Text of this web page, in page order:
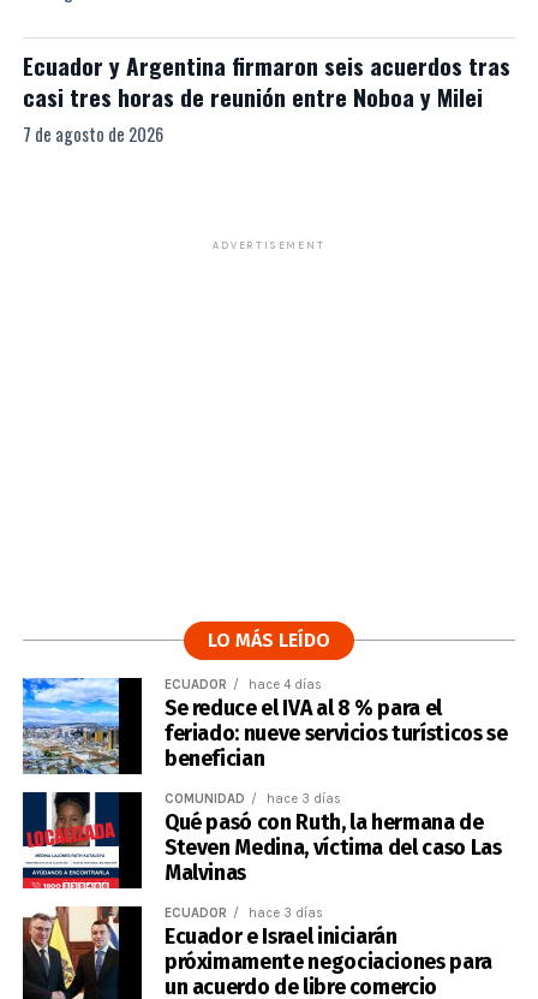
Ecuador y Argentina firmaron seis acuerdos tras
casi tres horas de reunión entre Noboa y Milei
7 de agosto de 2026
ADVERTISEMENT
LO MÁS LEÍDO
ECUADOR hace 4 días
Se reduce el IVA al 8 % para el
feriado: nueve servicios turísticos se
benefician
COMUNIDAD hace 3 días
Qué pasó con Ruth, la hermana de
Steven Medina, víctima del caso Las
Malvinas
ECUADOR hace 3 días
Ecuador e Israel iniciarán
próximamente negociaciones para
un acuerdo de libre comercio